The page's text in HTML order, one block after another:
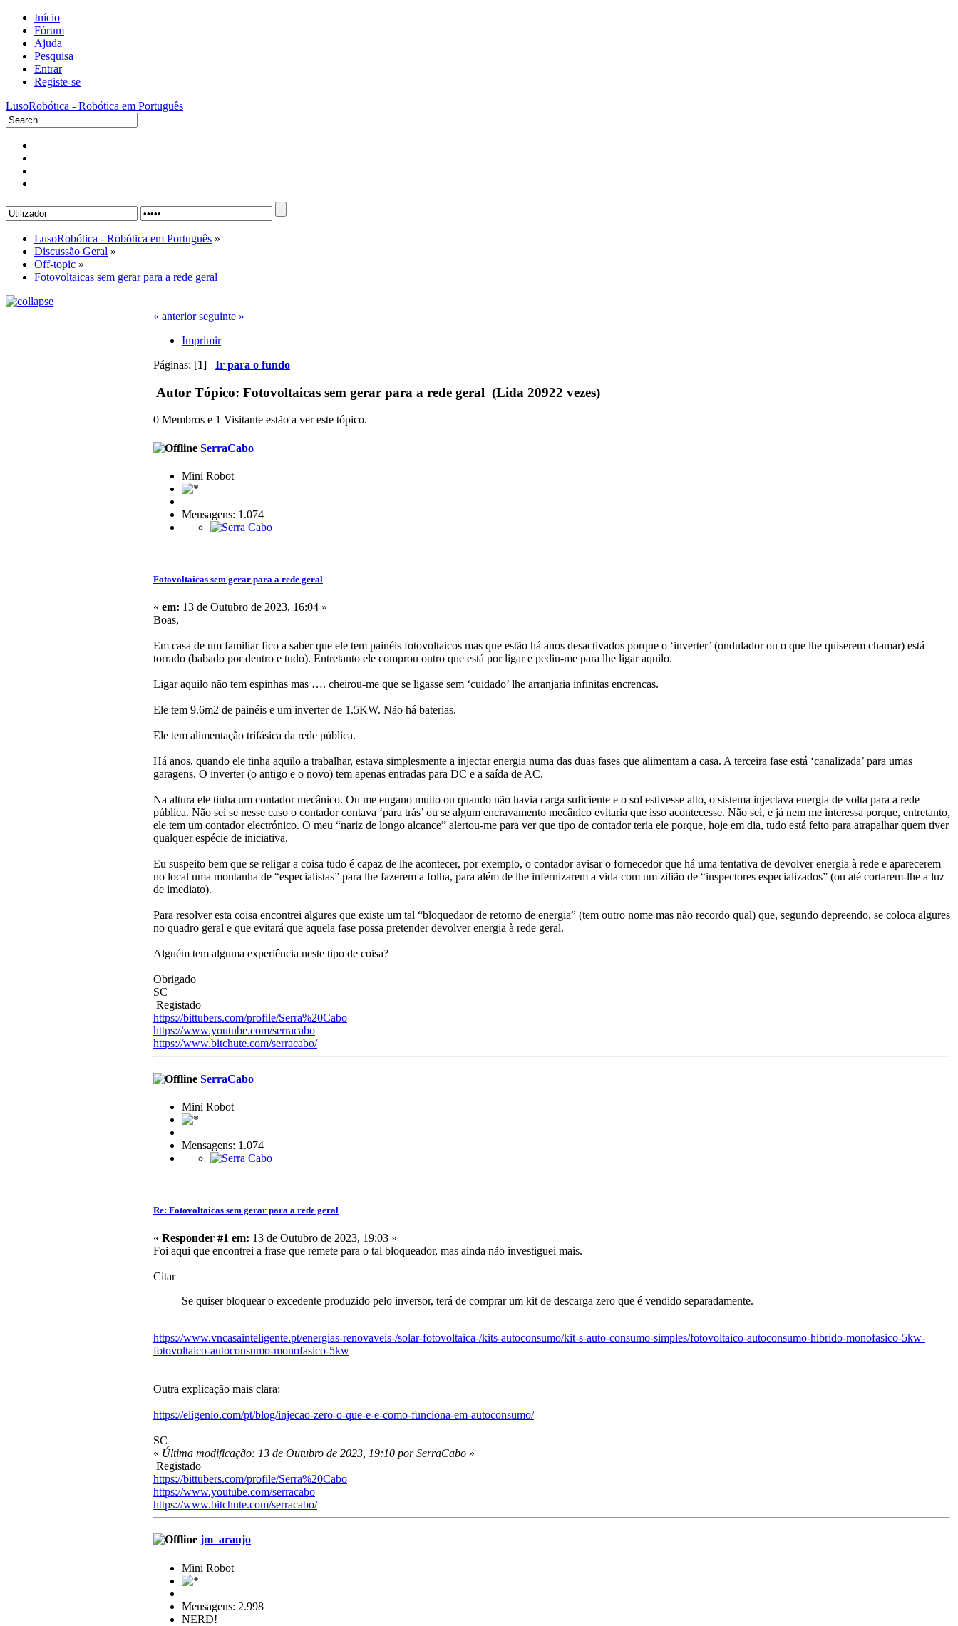
Início
Fórum
Ajuda
Pesquisa
Entrar
Registe-se
LusoRobótica - Robótica em Português
LusoRobótica - Robótica em Português »
Discussão Geral »
Off-topic »
Fotovoltaicas sem gerar para a rede geral
« anterior seguinte »
Imprimir
Páginas: [1] Ir para o fundo
Autor Tópico: Fotovoltaicas sem gerar para a rede geral (Lida 20922 vezes)
0 Membros e 1 Visitante estão a ver este tópico.
SerraCabo
Mini Robot
Mensagens: 1.074
Fotovoltaicas sem gerar para a rede geral
« em: 13 de Outubro de 2023, 16:04 »
Boas,
Em casa de um familiar fico a saber que ele tem painéis fotovoltaicos mas que estão há anos desactivados porque o ‘inverter’ (ondulador ou o que lhe quiserem chamar) está
torrado (babado por dentro e tudo). Entretanto ele comprou outro que está por ligar e pediu-me para lhe ligar aquilo.
Ligar aquilo não tem espinhas mas …. cheirou-me que se ligasse sem ‘cuidado’ lhe arranjaria infinitas encrencas.
Ele tem 9.6m2 de painéis e um inverter de 1.5KW. Não há baterias.
Ele tem alimentação trifásica da rede pública.
Há anos, quando ele tinha aquilo a trabalhar, estava simplesmente a injectar energia numa das duas fases que alimentam a casa. A terceira fase está ‘canalizada’ para umas
garagens. O inverter (o antigo e o novo) tem apenas entradas para DC e a saída de AC.
Na altura ele tinha um contador mecânico. Ou me engano muito ou quando não havia carga suficiente e o sol estivesse alto, o sistema injectava energia de volta para a rede
pública. Não sei se nesse caso o contador contava ‘para trás’ ou se algum encravamento mecânico evitaria que isso acontecesse. Não sei, e já nem me interessa porque, entretanto,
ele tem um contador electrónico. O meu “nariz de longo alcance” alertou-me para ver que tipo de contador teria ele porque, hoje em dia, tudo está feito para atrapalhar quem tiver
qualquer espécie de iniciativa.
Eu suspeito bem que se religar a coisa tudo é capaz de lhe acontecer, por exemplo, o contador avisar o fornecedor que há uma tentativa de devolver energia à rede e aparecerem
no local uma montanha de “especialistas” para lhe fazerem a folha, para além de lhe infernizarem a vida com um zilião de “inspectores especializados” (ou até cortarem-lhe a luz
de imediato).
Para resolver esta coisa encontrei algures que existe um tal “bloquedaor de retorno de energia” (tem outro nome mas não recordo qual) que, segundo depreendo, se coloca algures
no quadro geral e que evitará que aquela fase possa pretender devolver energia à rede geral.
Alguém tem alguma experiência neste tipo de coisa?
Obrigado
SC
Registado
https://bittubers.com/profile/Serra%20Cabo
https://www.youtube.com/serracabo
https://www.bitchute.com/serracabo/
SerraCabo
Mini Robot
Mensagens: 1.074
Re: Fotovoltaicas sem gerar para a rede geral
« Responder #1 em: 13 de Outubro de 2023, 19:03 »
Foi aqui que encontrei a frase que remete para o tal bloqueador, mas ainda não investiguei mais.
Citar
Se quiser bloquear o excedente produzido pelo inversor, terá de comprar um kit de descarga zero que é vendido separadamente.
https://www.vncasainteligente.pt/energias-renovaveis-/solar-fotovoltaica-/kits-autoconsumo/kit-s-auto-consumo-simples/fotovoltaico-autoconsumo-hibrido-monofasico-5kw-
fotovoltaico-autoconsumo-monofasico-5kw
Outra explicação mais clara:
https://eligenio.com/pt/blog/injecao-zero-o-que-e-e-como-funciona-em-autoconsumo/
SC
« Última modificação: 13 de Outubro de 2023, 19:10 por SerraCabo »
Registado
https://bittubers.com/profile/Serra%20Cabo
https://www.youtube.com/serracabo
https://www.bitchute.com/serracabo/
jm_araujo
Mini Robot
Mensagens: 2.998
NERD!